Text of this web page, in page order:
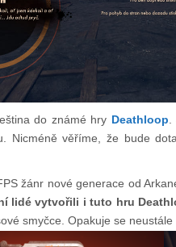
do známé hry Deathloop.
Nicméně věříme, že bude
žánr nové generace od
lidé vytvořili i tuto hru
smyčce. Opakuje se